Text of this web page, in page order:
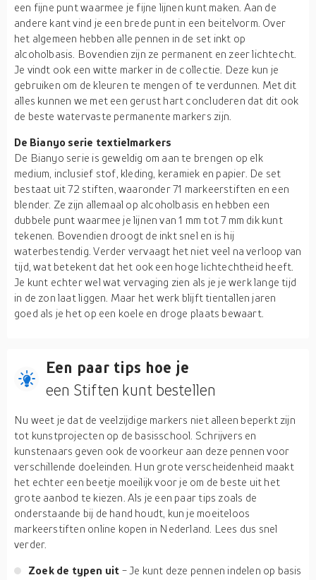
een fijne punt waarmee je fijne lijnen kunt maken. Aan de
andere kant vind je een brede punt in een beitelvorm. Over
het algemeen hebben alle pennen in de set inkt op
alcoholbasis. Bovendien zijn ze permanent en zeer lichtecht.
Je vindt ook een witte marker in de collectie. Deze kun je
gebruiken om de kleuren te mengen of te verdunnen. Met dit
alles kunnen we met een gerust hart concluderen dat dit ook
de beste watervaste permanente markers zijn.
De Bianyo serie textielmarkers
De Bianyo serie is geweldig om aan te brengen op elk
medium, inclusief stof, kleding, keramiek en papier. De set
bestaat uit 72 stiften, waaronder 71 markeerstiften en een
blender. Ze zijn allemaal op alcoholbasis en hebben een
dubbele punt waarmee je lijnen van 1 mm tot 7 mm dik kunt
tekenen. Bovendien droogt de inkt snel en is hij
waterbestendig. Verder vervaagt het niet veel na verloop van
tijd, wat betekent dat het ook een hoge lichtechtheid heeft.
Je kunt echter wel wat vervaging zien als je je werk lange tijd
in de zon laat liggen. Maar het werk blijft tientallen jaren
goed als je het op een koele en droge plaats bewaart.
Een paar tips hoe je
een Stiften kunt bestellen
Nu weet je dat de veelzijdige markers niet alleen beperkt zijn
tot kunstprojecten op de basisschool. Schrijvers en
kunstenaars geven ook de voorkeur aan deze pennen voor
verschillende doeleinden. Hun grote verscheidenheid maakt
het echter een beetje moeilijk voor je om de beste uit het
grote aanbod te kiezen. Als je een paar tips zoals de
onderstaande bij de hand houdt, kun je moeiteloos
markeerstiften online kopen in Nederland. Lees dus snel
verder.
Zoek de typen uit - Je kunt deze pennen indelen op basis